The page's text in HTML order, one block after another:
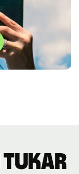
tukar